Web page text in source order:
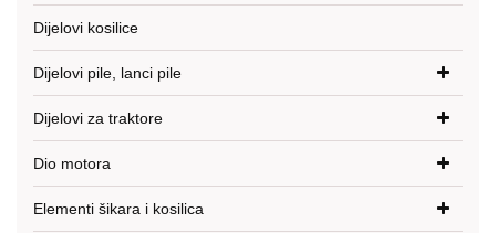
Dijelovi kosilice
Dijelovi pile, lanci pile
Dijelovi za traktore
Dio motora
Elementi šikara i kosilica